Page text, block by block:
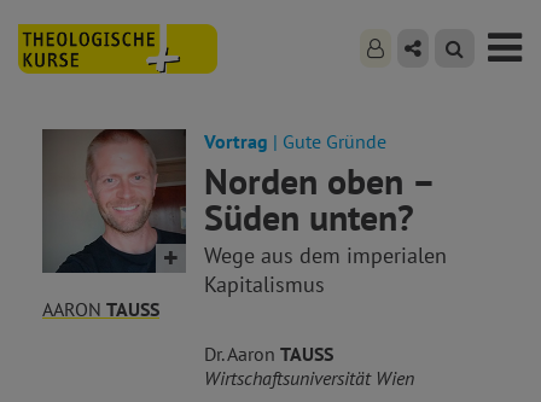
AARON TAUSS
Vortrag | Gute Gründe
Norden oben –
Süden unten?
Wege aus dem imperialen
Kapitalismus
Dr. AaronTAUSS
Wirtschaftsuniversität Wien